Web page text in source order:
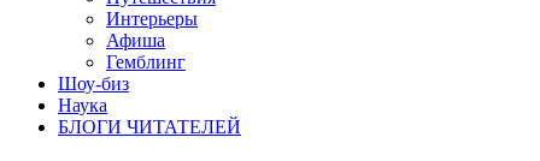
Интерьеры
Афиша
Гемблинг
Шоу-биз
Наука
БЛОГИ ЧИТАТЕЛЕЙ